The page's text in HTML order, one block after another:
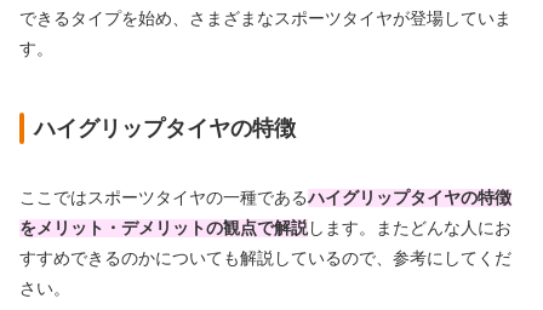
できるタイプを始め、さまざまなスポーツタイヤが登場していま
す。
ハイグリップタイヤの特徴
ここではスポーツタイヤの一種であるハイグリップタイヤの特徴
をメリット・デメリットの観点で解説します。またどんな人にお
すすめできるのかについても解説しているので、参考にしてくだ
さい。